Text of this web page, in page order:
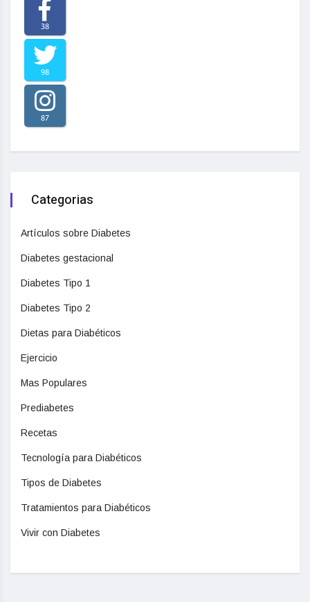
38
98
87
Categorias
Artículos sobre Diabetes
Diabetes gestacional
Diabetes Tipo 1
Diabetes Tipo 2
Dietas para Diabéticos
Ejercicio
Mas Populares
Prediabetes
Recetas
Tecnología para Diabéticos
Tipos de Diabetes
Tratamientos para Diabéticos
Vivir con Diabetes